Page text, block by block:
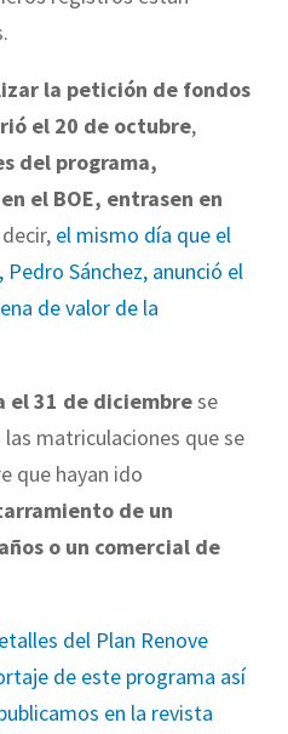
la petición de fondos
el 20 de octubre,
del programa,
el BOE, entrasen en
el mismo día que el
Sánchez, anunció el
de valor de la
el 31 de diciembrese
matriculaciones que se
que hayan ido
de un
o un comercial de
del Plan Renove
de este programa así
en la revista